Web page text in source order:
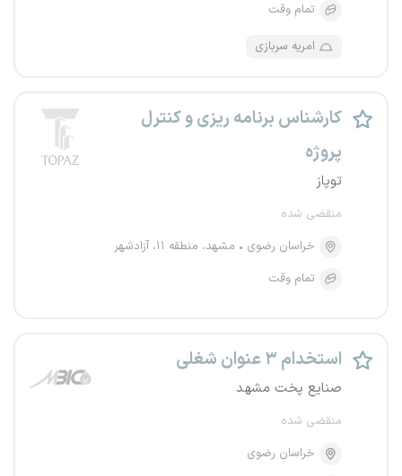
تمام وقت
امریه سربازی
کارشناس برنامه ریزی و کنترل
پروژه
توپاز
منقضی شده
خراسان رضوی
مشهد، منطقه ۱۱، آزادشهر
تمام وقت
استخدام ۳ عنوان شغلی
صنایع پخت مشهد
منقضی شده
خراسان رضوی